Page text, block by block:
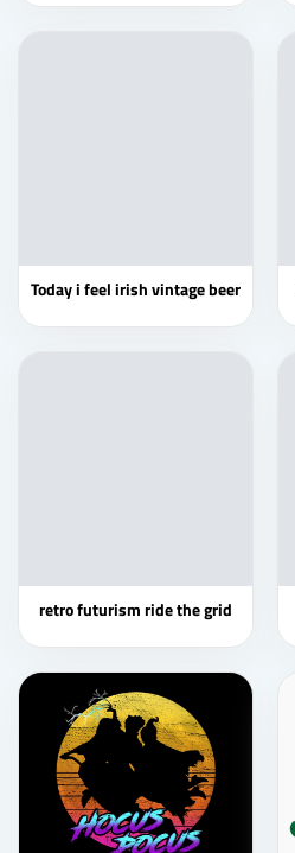
Today i feel irish vintage beer
retro futurism ride the grid